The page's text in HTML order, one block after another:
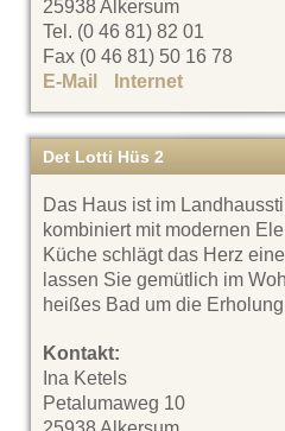
25938 Alkersum
Tel. (0 46 81) 82 01
Fax (0 46 81) 50 16 78
E-Mail
Internet
Det Lotti Hüs 2
Das Haus ist im
kombiniert mit modernen
Küche schlägt das Herz
lassen Sie gemütlich im
heißes Bad um die
Kontakt:
Ina Ketels
Petalumaweg 10